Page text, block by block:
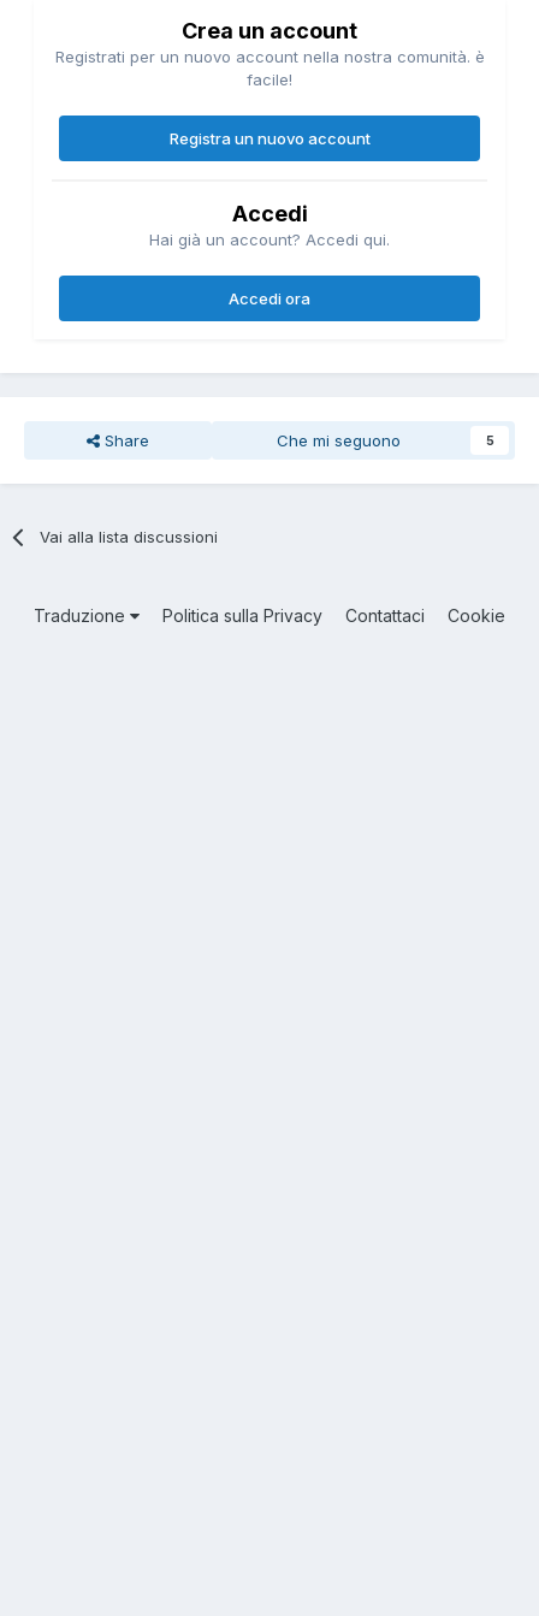
Crea un account
Registrati per un nuovo account nella nostra comunità. è
facile!
Registra un nuovo account
Accedi
Hai già un account? Accedi qui.
Accedi ora
Share Che mi seguono 5
Vai alla lista discussioni
Traduzione Politica sulla Privacy Contattaci Cookie